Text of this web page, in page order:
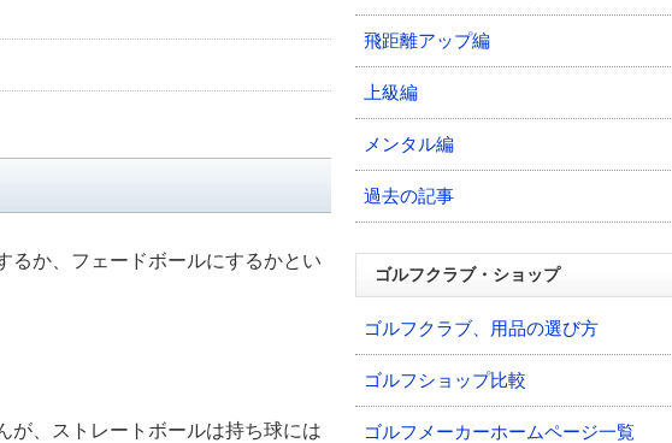
るか、フェードボールにするかとい
が、ストレートボールは持ち球には
飛距離アップ編
上級編
メンタル編
過去の記事
ゴルフクラブ・ショップ
ゴルフクラブ、用品の選び方
ゴルフショップ比較
ゴルフメーカーホームページ一覧